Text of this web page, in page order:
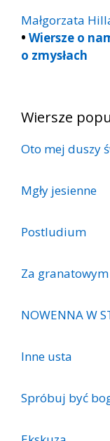
Małgorzata
• Wiersze o
o zmysłach
Wiersze
Oto mej duszy
Mgły jesienne
Postludium
Za
NOWENNA W
Inne usta
Spróbuj być